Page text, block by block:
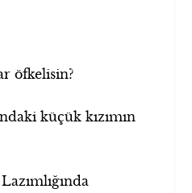
öfkelisin?
küçük kızımın